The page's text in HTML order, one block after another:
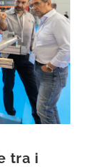
tra i